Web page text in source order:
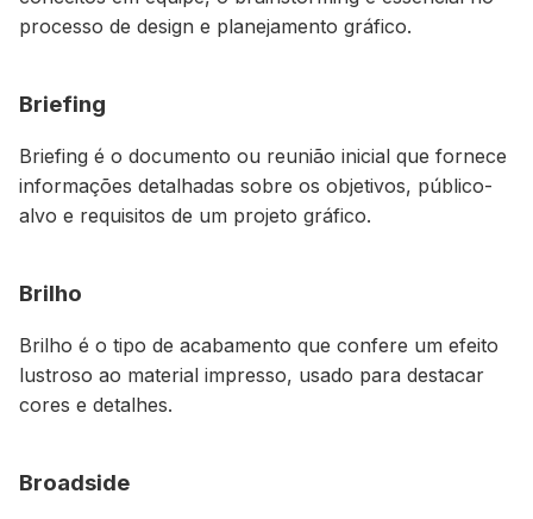
processo de design e planejamento gráfico.
Briefing
Briefing é o documento ou reunião inicial que fornece
informações detalhadas sobre os objetivos, público-
alvo e requisitos de um projeto gráfico.
Brilho
Brilho é o tipo de acabamento que confere um efeito
lustroso ao material impresso, usado para destacar
cores e detalhes.
Broadside